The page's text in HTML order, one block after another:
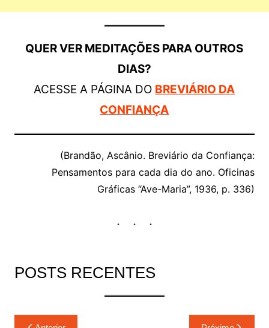
QUER VER MEDITAÇÕES PARA OUTROS
DIAS?
ACESSE A PÁGINA DO BREVIÁRIO DA
CONFIANÇA
(Brandão, Ascânio. Breviário da Confiança:
Pensamentos para cada dia do ano. Oficinas
Gráficas “Ave-Maria”, 1936, p. 336)
POSTS RECENTES
Navegação